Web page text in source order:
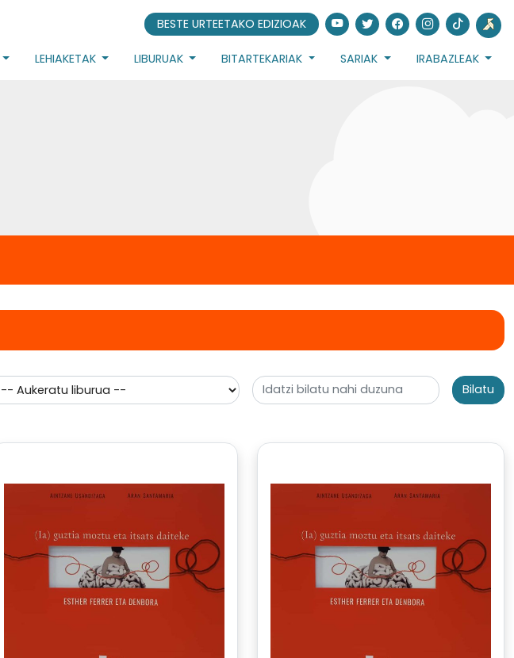
BESTE URTEETAKO EDIZIOAK
LEHIAKETAK LIBURUAK BITARTEKARIAK SARIAK IRABAZLEAK
Bilatu